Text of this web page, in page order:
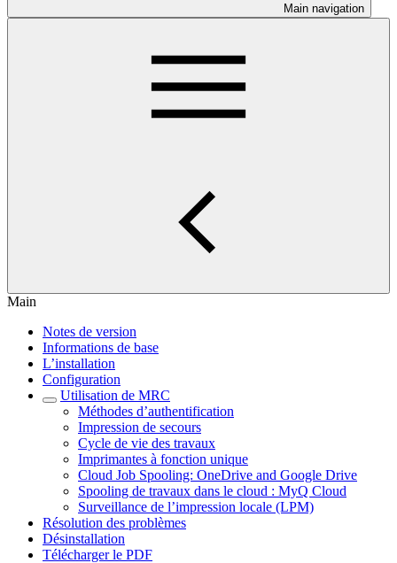
Main navigation
Main
Notes de version
Informations de base
L’installation
Configuration
Utilisation de MRC
Méthodes d’authentification
Impression de secours
Cycle de vie des travaux
Imprimantes à fonction unique
Cloud Job Spooling: OneDrive and Google Drive
Spooling de travaux dans le cloud : MyQ Cloud
Surveillance de l’impression locale (LPM)
Résolution des problèmes
Désinstallation
Télécharger le PDF